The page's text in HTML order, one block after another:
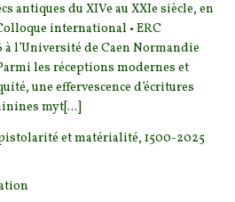
antiques du XIVe au XXIe siècle, en
international • ERC
à l’Université de Caen Normandie
les réceptions modernes et
une effervescence d’écritures
myt[...]